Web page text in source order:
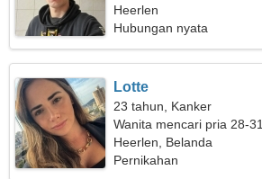
Heerlen
Hubungan nyata
Lotte
23 tahun, Kanker
Wanita mencari pria 28-31
Heerlen, Belanda
Pernikahan